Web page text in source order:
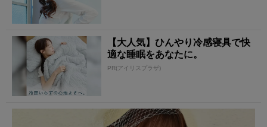
【大人気】ひんやり冷感寝具で快
適な睡眠をあなたに。
PR(アイリスプラザ)